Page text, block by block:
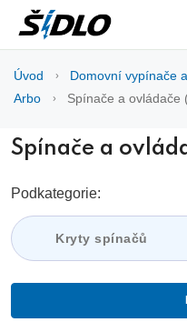
Úvod Domovní vypínače
Arbo
Spínače a ovládače
Spínače a
Podkategorie:
Kryty spínačů